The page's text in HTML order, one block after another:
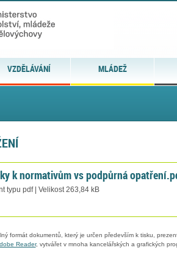
VZDĚLÁVÁNÍ MLÁDEŽ
k normativům vs podpůrná
typu pdf | Velikost 263,84 kB
formát dokumentů, který je určen především k tisku,
Reader, vytvářet v mnoha kancelářských a grafických